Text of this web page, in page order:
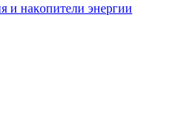
и наĸопители энергии